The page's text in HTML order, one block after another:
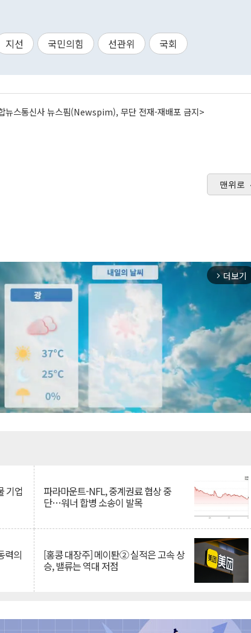
지선 국민의힘 선관위 국회
뉴스통신사 뉴스핌(Newspim), 무단 전재-재배포 금지>
맨위로
arrow_forward_ios 더보기
기업 파라마운트-NFL, 중계권료 협상 중
단…워너 합병 소송이 발목
력의 [홍콩 대장주] 메이퇀② 실적은 고속 상
승, 밸류는 역대 저점